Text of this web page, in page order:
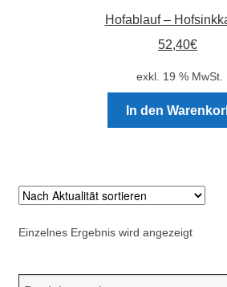
Neuheiten
Rohrauslassgitter
Schachtzubehör
Hofablauf –
52,40€
exkl. 19 % MwSt.
In den
Einzelnes Ergebnis wird angezeigt